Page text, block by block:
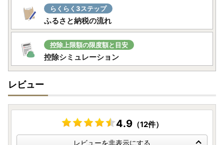
らくらく3ステップ
ふるさと納税の流れ
控除上限額の限度額と目安
控除シミュレーション
レビュー
4.9（12件）
レビューを非表示にする